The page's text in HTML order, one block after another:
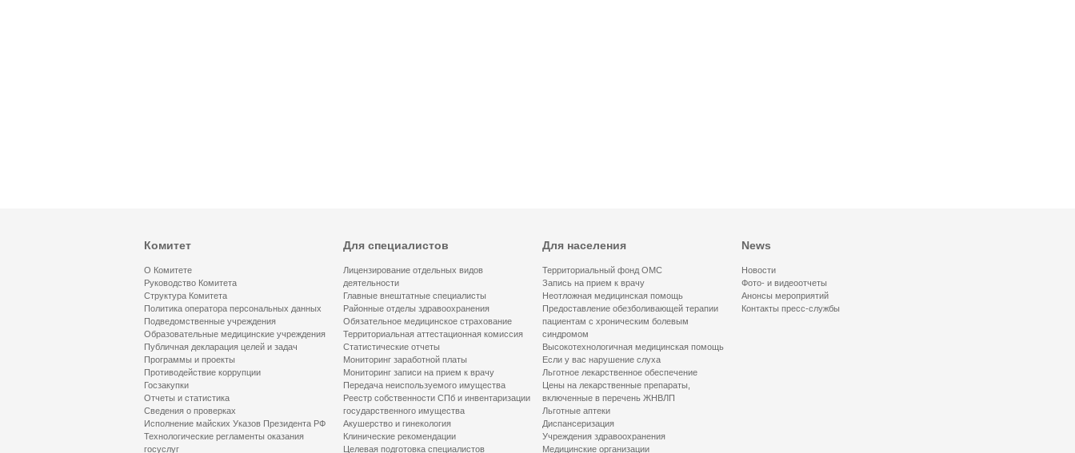
Комитет
О Комитете
Руководство Комитета
Структура Комитета
Политика оператора персональных данных
Подведомственные учреждения
Образовательные медицинские учреждения
Публичная декларация целей и задач
Программы и проекты
Противодействие коррупции
Госзакупки
Отчеты и статистика
Сведения о проверках
Исполнение майских Указов Президента РФ
Технологические регламенты оказания
госуслуг
Для специалистов
Лицензирование отдельных видов
деятельности
Главные внештатные специалисты
Районные отделы здравоохранения
Обязательное медицинское страхование
Территориальная аттестационная комиссия
Статистические отчеты
Мониторинг заработной платы
Мониторинг записи на прием к врачу
Передача неиспользуемого имущества
Реестр собственности СПб и инвентаризации
государственного имущества
Акушерство и гинекология
Клинические рекомендации
Целевая подготовка специалистов
Для населения
Территориальный фонд ОМС
Запись на прием к врачу
Неотложная медицинская помощь
Предоставление обезболивающей терапии
пациентам с хроническим болевым
синдромом
Высокотехнологичная медицинская помощь
Если у вас нарушение слуха
Льготное лекарственное обеспечение
Цены на лекарственные препараты,
включенные в перечень ЖНВЛП
Льготные аптеки
Диспансеризация
Учреждения здравоохранения
Медицинские организации
News
Новости
Фото- и видеоотчеты
Анонсы мероприятий
Контакты пресс-службы